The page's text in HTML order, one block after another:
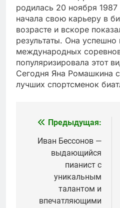
родилась 20 ноября
начала свою карьеру в
возрасте и вскоре
результаты. Она успешно
международных
популяризировала этот
Сегодня Яна Ромашкина
лучших спортсменок
Навигация
по
записям
Предыдущая:
Иван Бессонов —
выдающийся
пианист с
уникальным
талантом и
впечатляющими